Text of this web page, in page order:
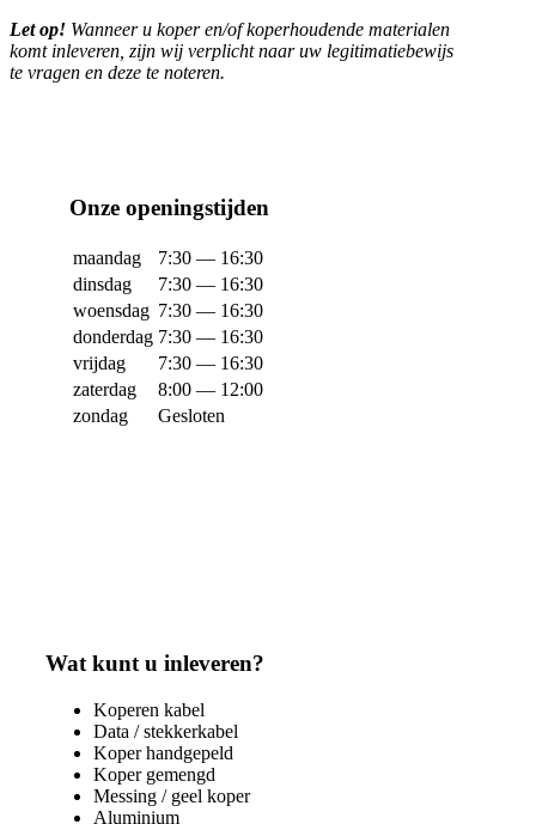
Let op! Wanneer u koper en/of koperhoudende materialen
komt inleveren, zijn wij verplicht naar uw legitimatiebewijs
te vragen en deze te noteren.
Onze openingstijden
maandag
7:30 — 16:30
dinsdag
7:30 — 16:30
woensdag 7:30 — 16:30
donderdag 7:30 — 16:30
vrijdag
7:30 — 16:30
zaterdag
8:00 — 12:00
zondag
Gesloten
Wat kunt u inleveren?
Koperen kabel
Data / stekkerkabel
Koper handgepeld
Koper gemengd
Messing / geel koper
Aluminium